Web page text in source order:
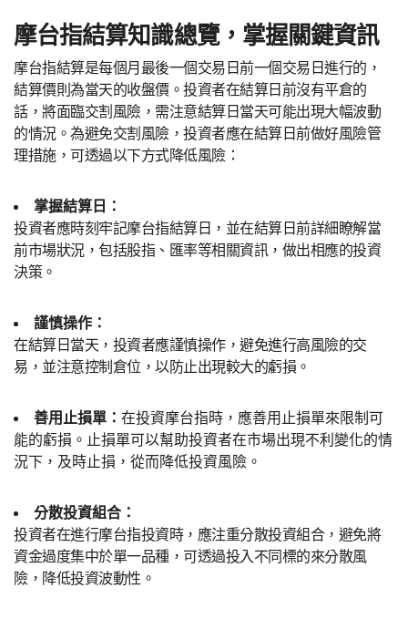
摩台指結算知識總覽，掌握關鍵資訊
摩台指結算是每個月最後一個交易日前一個交易日進行的，
結算價則為當天的收盤價。投資者在結算日前沒有平倉的
話，將面臨交割風險，需注意結算日當天可能出現大幅波動
的情況。為避免交割風險，投資者應在結算日前做好風險管
理措施，可透過以下方式降低風險：
掌握結算日：
投資者應時刻牢記摩台指結算日，並在結算日前詳細瞭解當
前市場狀況，包括股指、匯率等相關資訊，做出相應的投資
決策。
謹慎操作：
在結算日當天，投資者應謹慎操作，避免進行高風險的交
易，並注意控制倉位，以防止出現較大的虧損。
善用止損單： 在投資摩台指時，應善用止損單來限制可
能的虧損。止損單可以幫助投資者在市場出現不利變化的情
況下，及時止損，從而降低投資風險。
分散投資組合：
投資者在進行摩台指投資時，應注重分散投資組合，避免將
資金過度集中於單一品種，可透過投入不同標的來分散風
險，降低投資波動性。